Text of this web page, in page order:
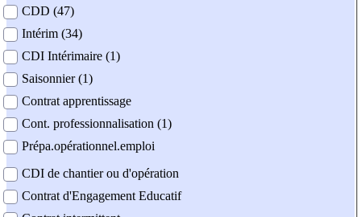
CDD (47)
Intérim (34)
CDI Intérimaire (1)
Saisonnier (1)
Contrat apprentissage
Cont. professionnalisation (1)
Prépa.opérationnel.emploi
CDI de chantier ou d'opération
Contrat d'Engagement Educatif